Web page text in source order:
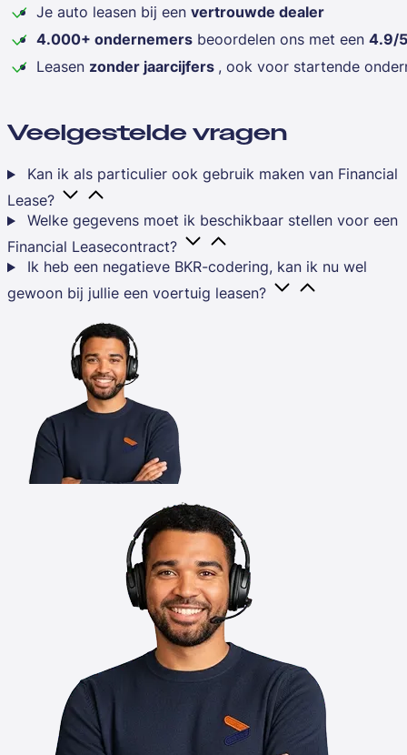
Je auto leasen bij een vertrouwde dealer
4.000+ ondernemers beoordelen ons met een 4.9/5
Leasen zonder jaarcijfers , ook voor startende
Veelgestelde vragen
Kan ik als particulier ook gebruik maken van Financial
Lease?
Welke gegevens moet ik beschikbaar stellen voor een
Financial Leasecontract?
Ik heb een negatieve BKR-codering, kan ik nu wel
gewoon bij jullie een voertuig leasen?